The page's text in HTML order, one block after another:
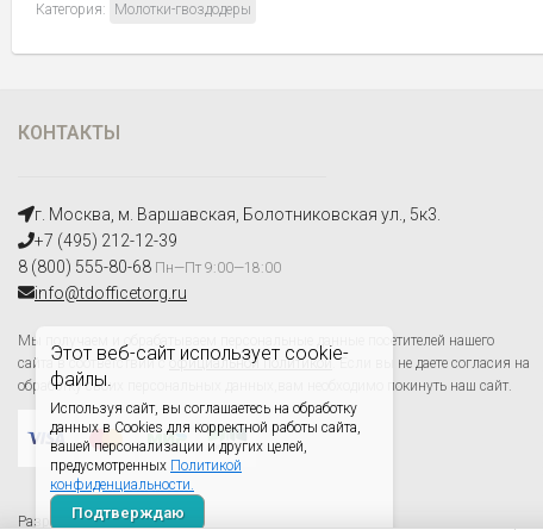
Этот веб-сайт использует cookie-
файлы.
Используя сайт, вы соглашаетесь на обработку
данных в Cookies для корректной работы сайта,
вашей персонализации и других целей,
предусмотренных Политикой
конфиденциальности.
Подтверждаю
Категория: Молотки-гвоздодеры
КОНТАКТЫ
г. Москва, м. Варшавская, Болотниковская ул., 5к3.
+7 (495) 212-12-39
8 (800) 555-80-68 Пн—Пт 9:00—18:00
info@tdofficetorg.ru
Мы получаем и обрабатываем персональные данные посетителей нашего
сайта в соответствии с официальной политикой. Если вы не даете согласия на
обработку своих персональных данных,вам необходимо покинуть наш сайт.
Разработано